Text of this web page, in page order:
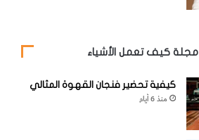
مجلة كيف تعمل الأشياء
كيفية تحضير فنجان القهوة المثالي
منذ 6 أيام